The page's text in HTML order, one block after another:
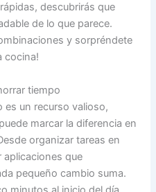
descubrirás que
de lo que parece.
y sorpréndete
cocina!
tiempo
es un recurso valioso,
marcar la diferencia en
organizar tareas en
aplicaciones que
pequeño cambio suma.